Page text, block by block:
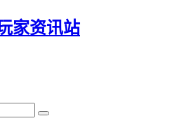
家资讯站